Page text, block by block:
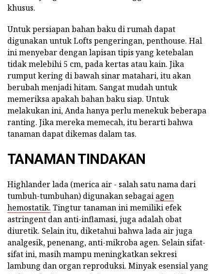
khusus.
Untuk persiapan bahan baku di rumah dapat
digunakan untuk Lofts pengeringan, penthouse. Hal
ini menyebar dengan lapisan tipis yang ketebalan
tidak melebihi 5 cm, pada kertas atau kain. Jika
rumput kering di bawah sinar matahari, itu akan
berubah menjadi hitam. Sangat mudah untuk
memeriksa apakah bahan baku siap. Untuk
melakukan ini, Anda hanya perlu menekuk beberapa
ranting. Jika mereka memecah, itu berarti bahwa
tanaman dapat dikemas dalam tas.
TANAMAN TINDAKAN
Highlander lada (merica air - salah satu nama dari
tumbuh-tumbuhan) digunakan sebagai agen
hemostatik. Tingtur tanaman ini memiliki efek
astringent dan anti-inflamasi, juga adalah obat
diuretik. Selain itu, diketahui bahwa lada air juga
analgesik, penenang, anti-mikroba agen. Selain sifat-
sifat ini, masih mampu meningkatkan sekresi
lambung dan organ reproduksi. Minyak esensial yang